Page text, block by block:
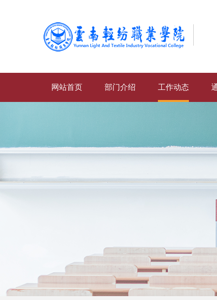
网站首页 部门介绍 工作动态